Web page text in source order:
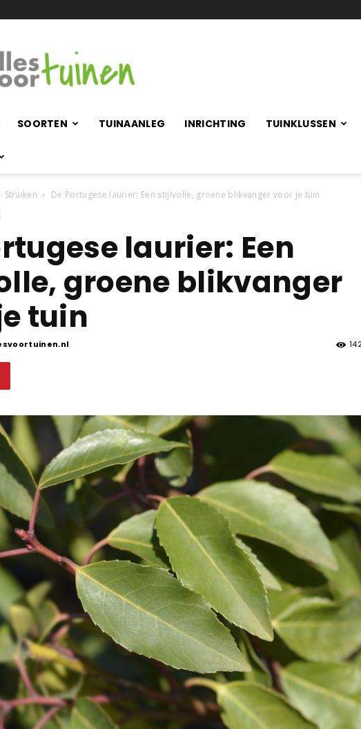
SOORTEN TUINAANLEG INRICHTING TUINKLUSSEN
Struiken De Portugese laurier: Een stijlvolle, groene blikvanger voor je tuin
laurier: Een
groene blikvanger
tuin